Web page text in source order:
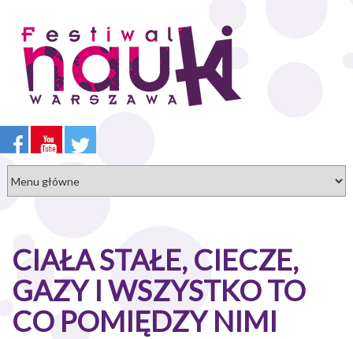
treści
CIAŁA STAŁE, CIECZE,
GAZY I WSZYSTKO TO
CO POMIĘDZY NIMI